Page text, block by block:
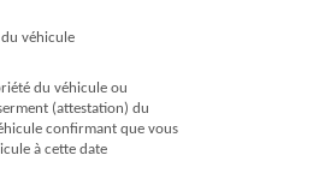
véhicule
du véhicule ou
(attestation) du
confirmant que vous
à cette date